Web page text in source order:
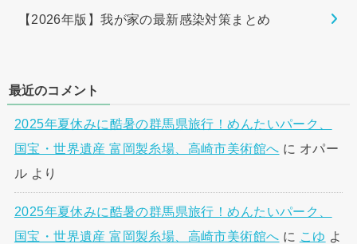
【2026年版】我が家の最新感染対策まとめ
最近のコメント
2025年夏休みに酷暑の群馬県旅行！めんたいパーク、
国宝・世界遺産 富岡製糸場、高崎市美術館へ に オパー
ル より
2025年夏休みに酷暑の群馬県旅行！めんたいパーク、
国宝・世界遺産 富岡製糸場、高崎市美術館へ に こゆ よ